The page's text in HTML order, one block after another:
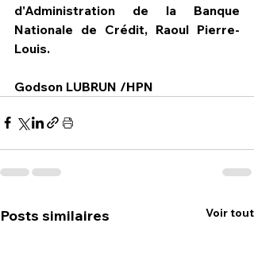
d'Administration de la Banque
Nationale de Crédit, Raoul Pierre-
Louis.
Godson LUBRUN /HPN
Posts similaires Voir tout